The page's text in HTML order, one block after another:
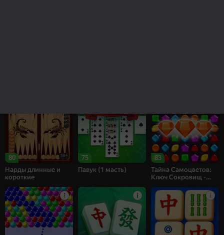
80 16+
Нарды длинные и
короткие
75
Павук (1 масть)
83
Тайна Самоцветов:
Ключ Сокровищ -